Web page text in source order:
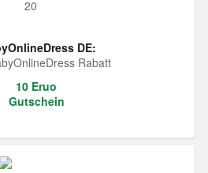
DE:
Rabatt
10 Eruo
Gutschein